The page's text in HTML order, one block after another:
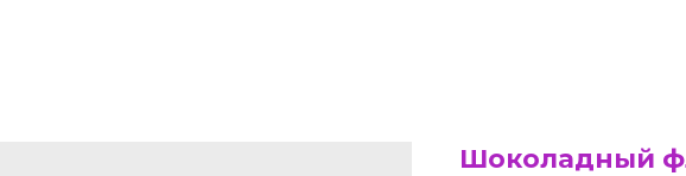
Шоколадный